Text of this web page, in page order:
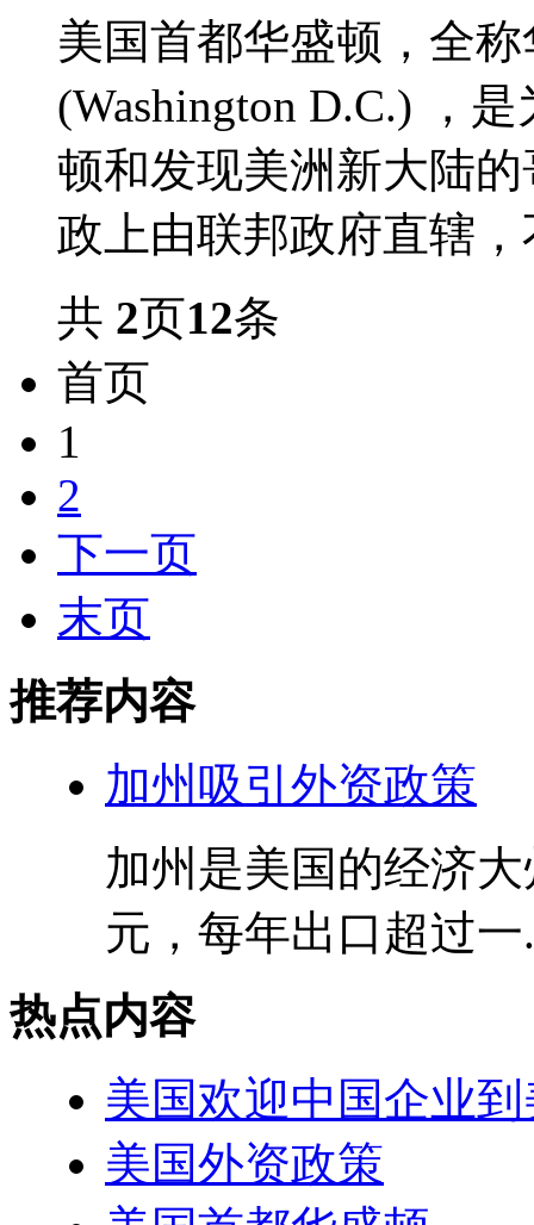
美国首都华盛顿，全
(Washington D.C.) ，
顿和发现美洲新大陆
政上由联邦政府直辖
共 2页12条
首页
1
2
下一页
末页
推荐内容
加州吸引外资政策
加州是美国的经济
元，每年出口超过一
热点内容
美国欢迎中国企业
美国外资政策